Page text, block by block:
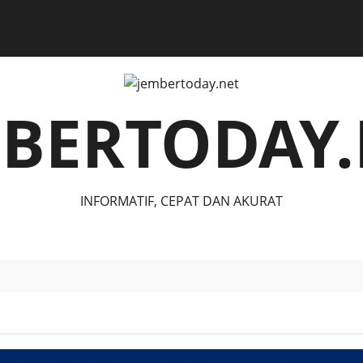
INFORMATIF, CEPAT DAN AKURAT